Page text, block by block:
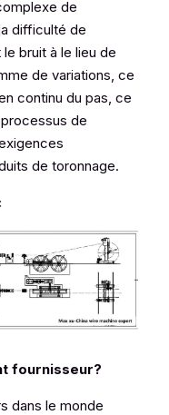
de
difficulté de
bruit à le lieu de
de variations, ce
continu du pas, ce
de
de toronnage.
fournisseur?
dans le monde